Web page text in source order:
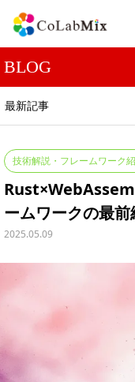
BLOG
最新記事
技術解説・フレームワーク
ームワークの最前
2025.05.09